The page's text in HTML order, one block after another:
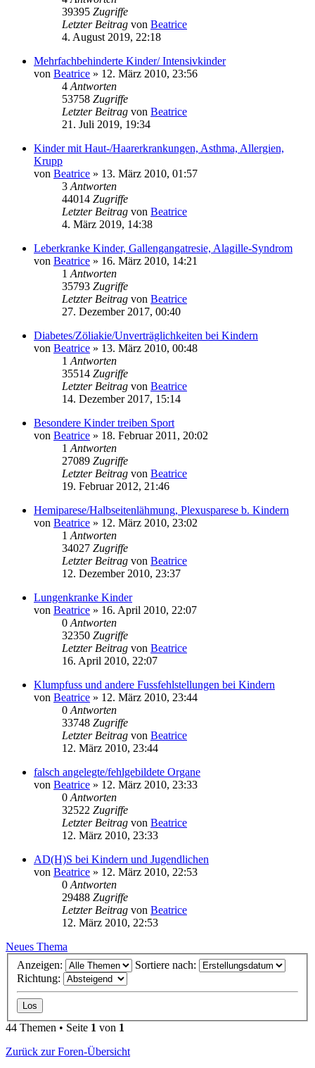
39395 Zugriffe
Letzter Beitrag von Beatrice
4. August 2019, 22:18
Mehrfachbehinderte Kinder/ Intensivkinder
von Beatrice » 12. März 2010, 23:56
4 Antworten
53758 Zugriffe
Letzter Beitrag von Beatrice
21. Juli 2019, 19:34
Kinder mit Haut-/Haarerkrankungen, Asthma, Allergien,
Krupp
von Beatrice » 13. März 2010, 01:57
3 Antworten
44014 Zugriffe
Letzter Beitrag von Beatrice
4. März 2019, 14:38
Leberkranke Kinder, Gallengangatresie, Alagille-Syndrom
von Beatrice » 16. März 2010, 14:21
1 Antworten
35793 Zugriffe
Letzter Beitrag von Beatrice
27. Dezember 2017, 00:40
Diabetes/Zöliakie/Unverträglichkeiten bei Kindern
von Beatrice » 13. März 2010, 00:48
1 Antworten
35514 Zugriffe
Letzter Beitrag von Beatrice
14. Dezember 2017, 15:14
Besondere Kinder treiben Sport
von Beatrice » 18. Februar 2011, 20:02
1 Antworten
27089 Zugriffe
Letzter Beitrag von Beatrice
19. Februar 2012, 21:46
Hemiparese/Halbseitenlähmung, Plexusparese b. Kindern
von Beatrice » 12. März 2010, 23:02
1 Antworten
34027 Zugriffe
Letzter Beitrag von Beatrice
12. Dezember 2010, 23:37
Lungenkranke Kinder
von Beatrice » 16. April 2010, 22:07
0 Antworten
32350 Zugriffe
Letzter Beitrag von Beatrice
16. April 2010, 22:07
Klumpfuss und andere Fussfehlstellungen bei Kindern
von Beatrice » 12. März 2010, 23:44
0 Antworten
33748 Zugriffe
Letzter Beitrag von Beatrice
12. März 2010, 23:44
falsch angelegte/fehlgebildete Organe
von Beatrice » 12. März 2010, 23:33
0 Antworten
32522 Zugriffe
Letzter Beitrag von Beatrice
12. März 2010, 23:33
AD(H)S bei Kindern und Jugendlichen
von Beatrice » 12. März 2010, 22:53
0 Antworten
29488 Zugriffe
Letzter Beitrag von Beatrice
12. März 2010, 22:53
Neues Thema
Anzeigen:
Sortiere nach:
Richtung:
44 Themen • Seite 1 von 1
Zurück zur Foren-Übersicht